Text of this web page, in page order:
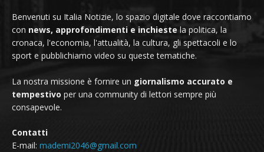
Benvenuti su Italia Notizie, lo spazio digitale dove raccontiamo
con news, approfondimenti e inchieste la politica, la
cronaca, l'economia, l'attualità, la cultura, gli spettacoli e lo
sport e pubblichiamo video su queste tematiche.
La nostra missione è fornire un giornalismo accurato e
tempestivo per una community di lettori sempre più
consapevole.
Contatti
E-mail: mademi2046@gmail.com